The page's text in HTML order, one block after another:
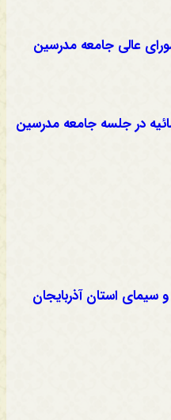
عالی جامعه مدرسین
در جلسه جامعه مدرسین
سیمای استان آذربایجان